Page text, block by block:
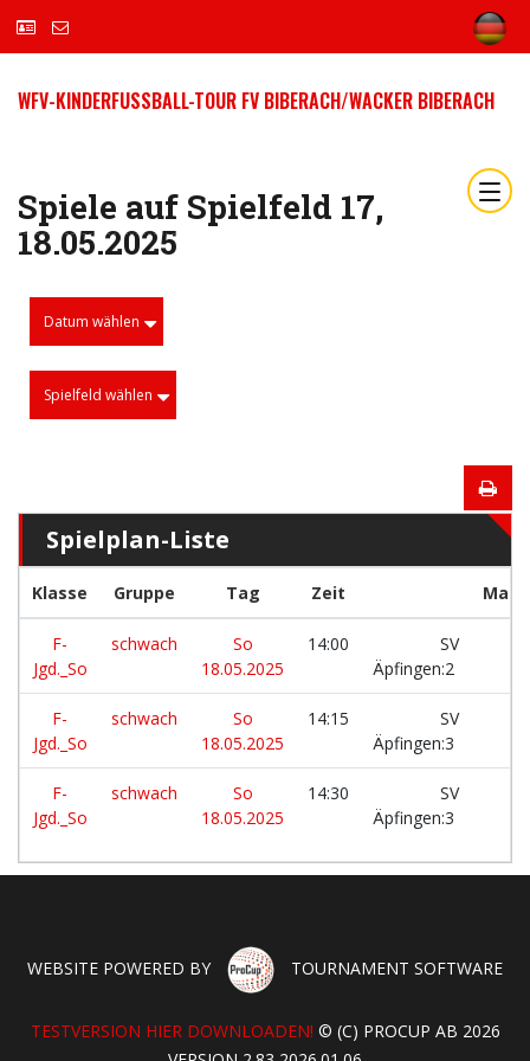
WFV-KINDERFUSSBALL-TOUR FV BIBERACH/WACKER BIBERACH
Spiele auf Spielfeld 17,
18.05.2025
Datum wählen
Spielfeld wählen
Spielplan-Liste
Klasse Gruppe Tag Zeit
F-
Jgd._So
schwach
So
18.05.2025
14:00
SV
Äpfingen:2
F-
Jgd._So
schwach
So
18.05.2025
14:15
SV
Äpfingen:3
F-
Jgd._So
schwach
So
18.05.2025
14:30
SV
Äpfingen:3
WEBSITE POWERED BY TOURNAMENT SOFTWARE
TESTVERSION HIER DOWNLOADEN! © (C) PROCUP AB 2026